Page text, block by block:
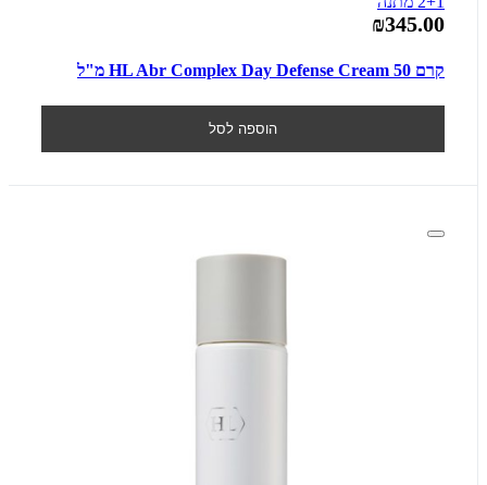
₪345.00
קרם HL Abr Complex Day Defense Cream 50 מ"ל
הוספה לסל